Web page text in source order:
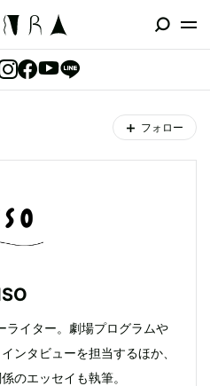
フォロー
イター。劇場プログラムや
ンタビューを担当するほか、
のエッセイも執筆。